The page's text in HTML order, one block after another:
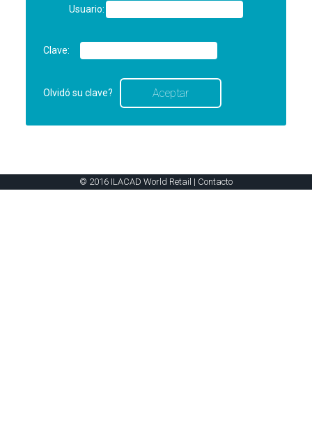
Usuario:
Clave:
Olvidó su clave?
© 2016 ILACAD World Retail | Contacto